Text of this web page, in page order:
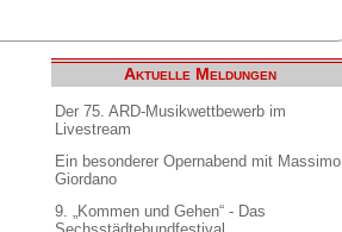
Aktuelle Meldungen
Der 75. ARD-Musikwettbewerb im
Livestream
Ein besonderer Opernabend mit Massimo
Giordano
9. „Kommen und Gehen“ - Das
Sechsstädtebundfestival